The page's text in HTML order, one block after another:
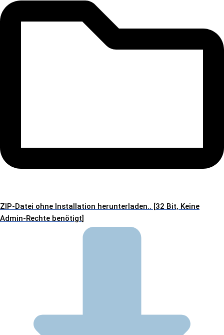
ZIP-Datei ohne Installation herunterladen.. [32 Bit, Keine
Admin-Rechte benötigt]